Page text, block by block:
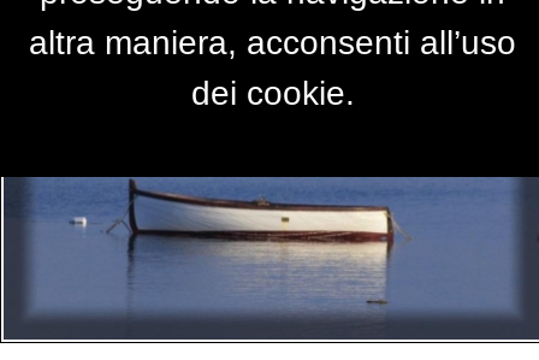
altra maniera, acconsenti all’uso
dei cookie.